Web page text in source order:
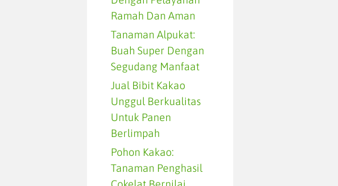
Ramah Dan Aman
Tanaman Alpukat:
Buah Super Dengan
Segudang Manfaat
Jual Bibit Kakao
Unggul Berkualitas
Untuk Panen
Berlimpah
Pohon Kakao:
Tanaman Penghasil